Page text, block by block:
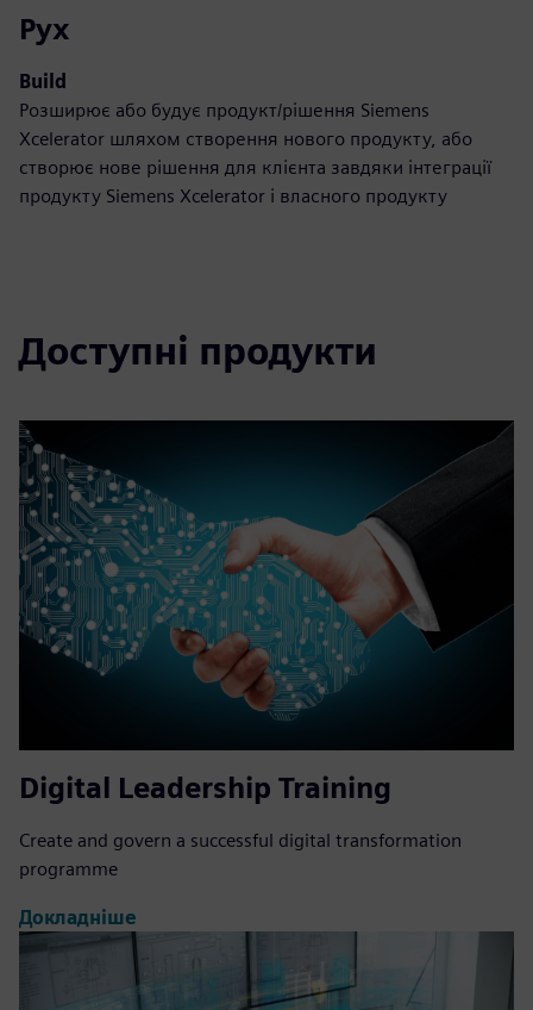
Рух
Build
Розширює або будує продукт/рішення Siemens
Xcelerator шляхом створення нового продукту, або
створює нове рішення для клієнта завдяки інтеграції
продукту Siemens Xcelerator і власного продукту
Доступні продукти
Digital Leadership Training
Create and govern a successful digital transformation
programme
Докладніше